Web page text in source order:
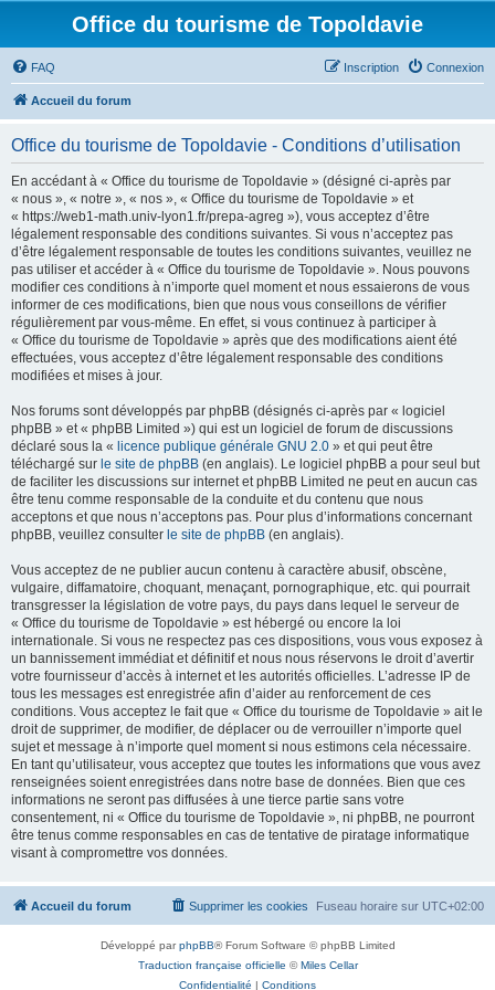
Office du tourisme de Topoldavie
FAQ Connexion
Inscription
Accueil du forum
Office du tourisme de Topoldavie - Conditions d’utilisation
En accédant à « Office du tourisme de Topoldavie » (désigné ci-après par
« nous », « notre », « nos », « Office du tourisme de Topoldavie » et
« https://web1-math.univ-lyon1.fr/prepa-agreg »), vous acceptez d’être
légalement responsable des conditions suivantes. Si vous n’acceptez pas
d’être légalement responsable de toutes les conditions suivantes, veuillez ne
pas utiliser et accéder à « Office du tourisme de Topoldavie ». Nous pouvons
modifier ces conditions à n’importe quel moment et nous essaierons de vous
informer de ces modifications, bien que nous vous conseillons de vérifier
régulièrement par vous-même. En effet, si vous continuez à participer à
« Office du tourisme de Topoldavie » après que des modifications aient été
effectuées, vous acceptez d’être légalement responsable des conditions
modifiées et mises à jour.
Nos forums sont développés par phpBB (désignés ci-après par « logiciel
phpBB » et « phpBB Limited ») qui est un logiciel de forum de discussions
déclaré sous la « licence publique générale GNU 2.0 » et qui peut être
téléchargé sur le site de phpBB (en anglais). Le logiciel phpBB a pour seul but
de faciliter les discussions sur internet et phpBB Limited ne peut en aucun cas
être tenu comme responsable de la conduite et du contenu que nous
acceptons et que nous n’acceptons pas. Pour plus d’informations concernant
phpBB, veuillez consulter le site de phpBB (en anglais).
Vous acceptez de ne publier aucun contenu à caractère abusif, obscène,
vulgaire, diffamatoire, choquant, menaçant, pornographique, etc. qui pourrait
transgresser la législation de votre pays, du pays dans lequel le serveur de
« Office du tourisme de Topoldavie » est hébergé ou encore la loi
internationale. Si vous ne respectez pas ces dispositions, vous vous exposez à
un bannissement immédiat et définitif et nous nous réservons le droit d’avertir
votre fournisseur d’accès à internet et les autorités officielles. L’adresse IP de
tous les messages est enregistrée afin d’aider au renforcement de ces
conditions. Vous acceptez le fait que « Office du tourisme de Topoldavie » ait le
droit de supprimer, de modifier, de déplacer ou de verrouiller n’importe quel
sujet et message à n’importe quel moment si nous estimons cela nécessaire.
En tant qu’utilisateur, vous acceptez que toutes les informations que vous avez
renseignées soient enregistrées dans notre base de données. Bien que ces
informations ne seront pas diffusées à une tierce partie sans votre
consentement, ni « Office du tourisme de Topoldavie », ni phpBB, ne pourront
être tenus comme responsables en cas de tentative de piratage informatique
visant à compromettre vos données.
Accueil du forum Fuseau horaire sur UTC+02:00
Supprimer les cookies
Développé parphpBB® Forum Software © phpBB Limited
Traduction française officielle ©Miles Cellar
Confidentialité | Conditions